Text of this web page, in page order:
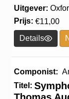
Uitgever:
Prijs: €11,00
Details
Componist:
Titel: